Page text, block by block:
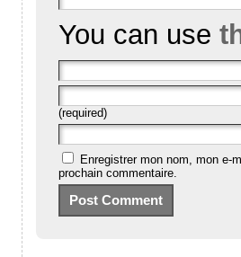
You can use
(required)
Enregistrer mon nom, mon e-
prochain commentaire.